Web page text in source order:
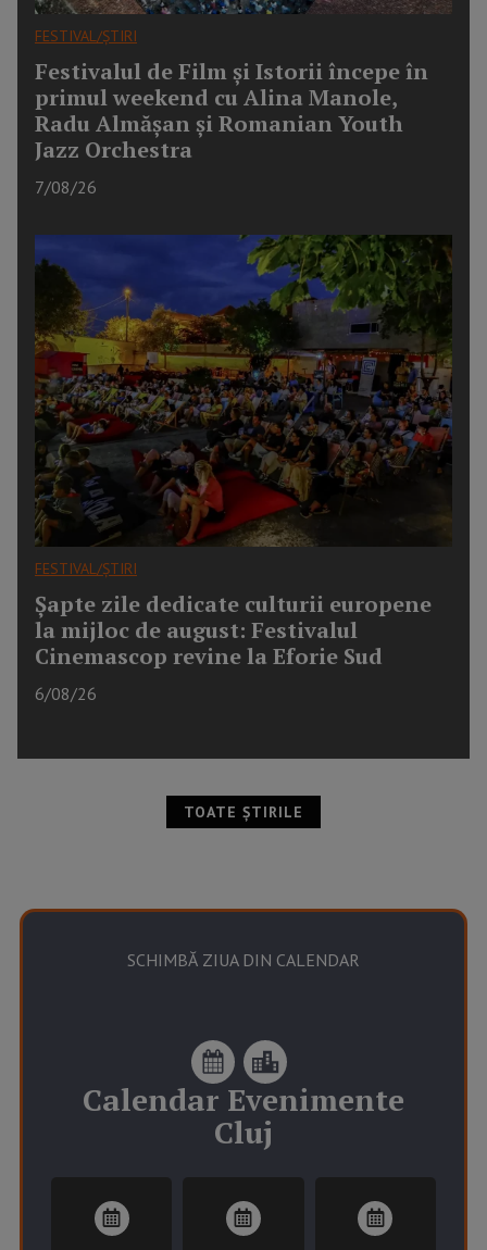
FESTIVAL/ȘTIRI
Festivalul de Film și Istorii începe în
primul weekend cu Alina Manole,
Radu Almășan și Romanian Youth
Jazz Orchestra
7/08/26
FESTIVAL/ȘTIRI
Șapte zile dedicate culturii europene
la mijloc de august: Festivalul
Cinemascop revine la Eforie Sud
6/08/26
TOATE ȘTIRILE
SCHIMBĂ ZIUA DIN CALENDAR
Calendar Evenimente
Cluj